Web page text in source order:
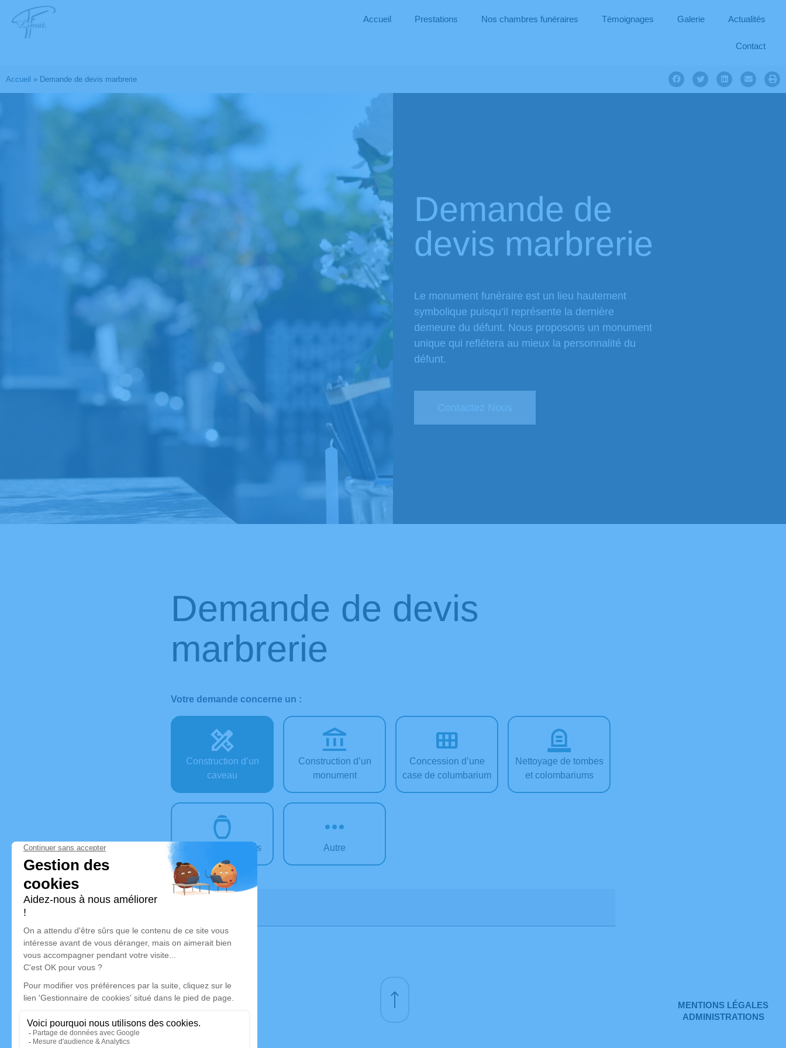
Accueil Prestations Nos chambres funéraires Témoignages Galerie Actualités
Contact
Accueil » Demande de devis marbrerie
Demande de
devis marbrerie
Le monument funéraire est un lieu hautement
symbolique puisqu’il représente la dernière
demeure du défunt. Nous proposons un monument
unique qui reflétera au mieux la personnalité du
défunt.
Demande de devis
marbrerie
Votre demande concerne un :
Construction d’un
caveau
Construction d’un
monument
Concession d’une
case de columbarium
Nettoyage de tombes
et colombariums
Articles Funéraires Autre
MENTIONS LÉGALES
ADMINISTRATIONS